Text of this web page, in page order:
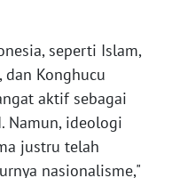
seperti Islam,
dan Konghucu
aktif sebagai
Namun, ideologi
justru telah
nasionalisme,"